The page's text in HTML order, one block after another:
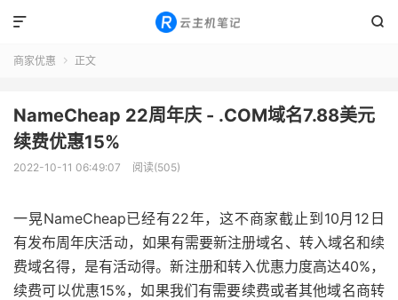


商家优惠  正文
NameCheap 22周年庆 - .COM域名7.88美元
续费优惠15%
2022-10-11 06:49:07 阅读(505)
一晃NameCheap已经有22年，这不商家截止到10月12日
有发布周年庆活动，如果有需要新注册域名、转入域名和续
费域名得，是有活动得。新注册和转入优惠力度高达40%，
续费可以优惠15%，如果我们有需要续费或者其他域名商转